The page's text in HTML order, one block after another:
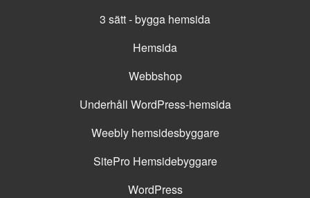
3 sätt - bygga hemsida
Hemsida
Webbshop
Underhåll WordPress-hemsida
Weebly hemsidesbyggare
SitePro Hemsidebyggare
WordPress